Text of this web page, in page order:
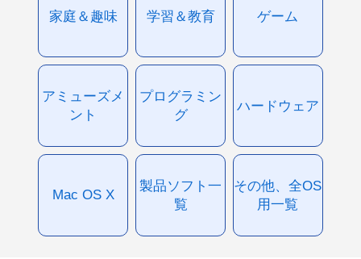
家庭＆趣味 学習＆教育 ゲーム
アミューズメ
ント
プログラミン
グ
ハードウェア
Mac OS X
製品ソフト一
覧
その他、全OS
用一覧